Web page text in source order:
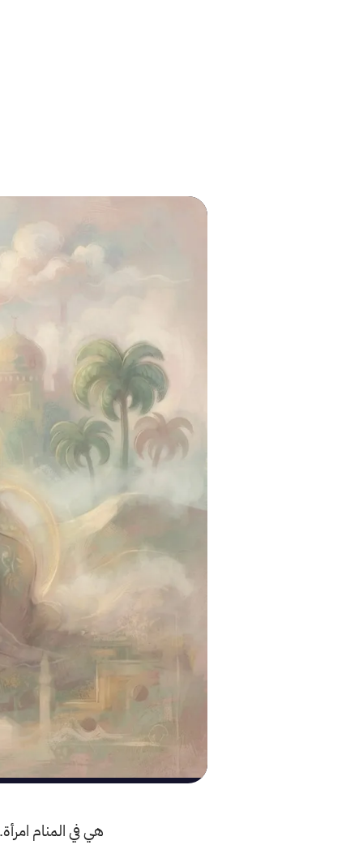
هي في المنام امرأة.